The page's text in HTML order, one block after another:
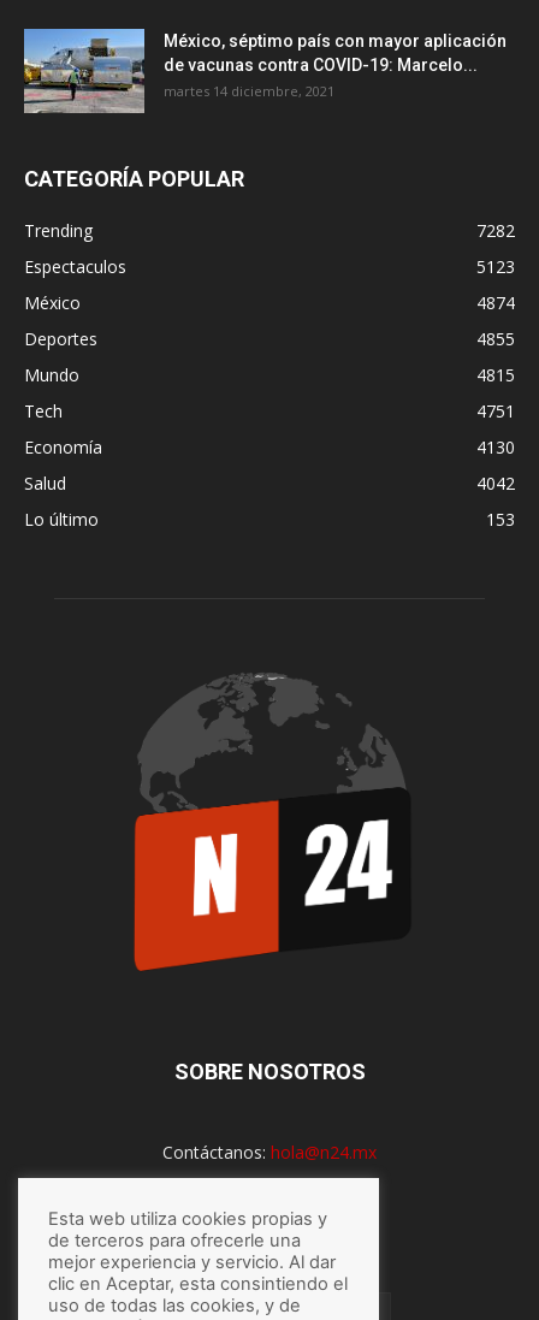
México, séptimo país con mayor aplicación
de vacunas contra COVID-19: Marcelo...
martes 14 diciembre, 2021
CATEGORÍA POPULAR
Trending
7282
Espectaculos
5123
México
4874
Deportes
4855
Mundo
4815
Tech
4751
Economía
4130
Salud
4042
Lo último
153
SOBRE NOSOTROS
Contáctanos: hola@n24.mx
SÍGUENOS
Esta web utiliza cookies propias y
de terceros para ofrecerle una
mejor experiencia y servicio. Al dar
clic en Aceptar, esta consintiendo el
uso de todas las cookies, y de